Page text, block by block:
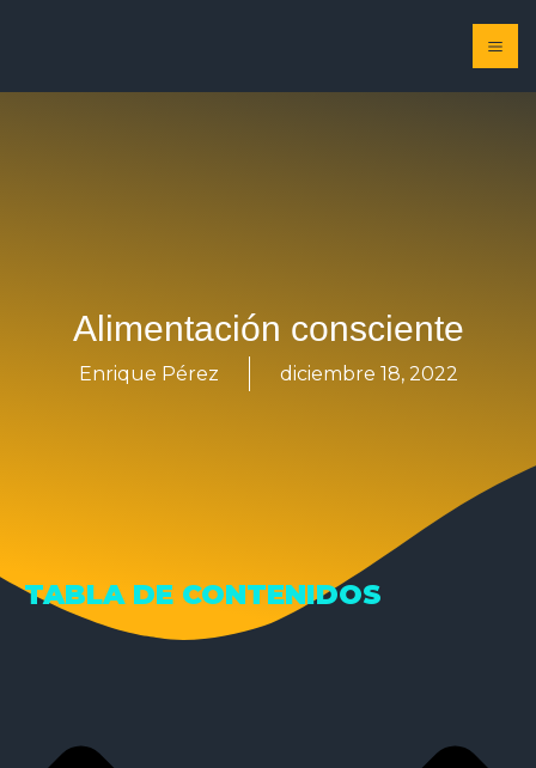
Alimentación consciente
Enrique Pérez diciembre 18, 2022
TABLA DE CONTENIDOS